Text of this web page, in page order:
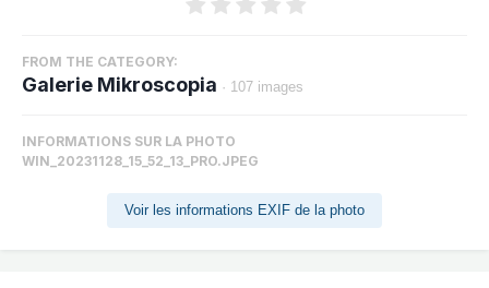
FROM THE CATEGORY:
Galerie Mikroscopia · 107 images
INFORMATIONS SUR LA PHOTO
WIN_20231128_15_52_13_PRO.JPEG
Voir les informations EXIF de la photo